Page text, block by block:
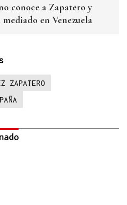
conoce a Zapatero y
en Venezuela
ZAPATERO